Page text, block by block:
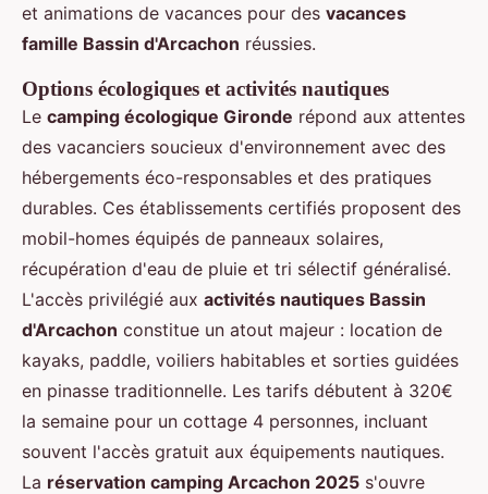
et animations de vacances pour des vacances
famille Bassin d'Arcachon réussies.
Options écologiques et activités nautiques
Le camping écologique Gironde répond aux attentes
des vacanciers soucieux d'environnement avec des
hébergements éco-responsables et des pratiques
durables. Ces établissements certifiés proposent des
mobil-homes équipés de panneaux solaires,
récupération d'eau de pluie et tri sélectif généralisé.
L'accès privilégié aux activités nautiques Bassin
d'Arcachon constitue un atout majeur : location de
kayaks, paddle, voiliers habitables et sorties guidées
en pinasse traditionnelle. Les tarifs débutent à 320€
la semaine pour un cottage 4 personnes, incluant
souvent l'accès gratuit aux équipements nautiques.
La réservation camping Arcachon 2025 s'ouvre